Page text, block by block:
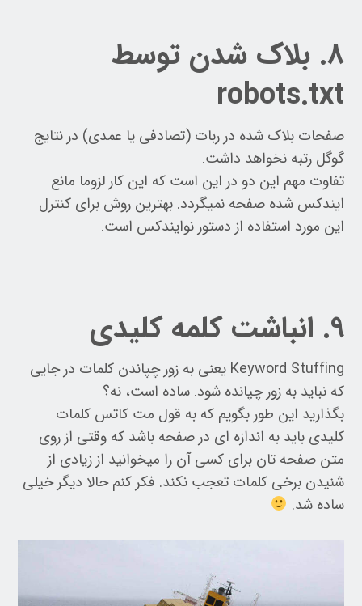
۸. بلاک شدن توسط
robots.txt
صفحات بلاک شده در ربات (تصادفی یا عمدی) در نتایج
گوگل رتبه نخواهد داشت.
تفاوت مهم این دو در این است که این کار لزوما مانع
ایندکس شده صفحه نمیگردد. بهترین روش برای کنترل
این مورد استفاده از دستور نوایندکس است.
۹. انباشت کلمه کلیدی
Keyword Stuffing یعنی به زور چپاندن کلمات در جایی
که نباید به زور چپانده شود. ساده است، نه؟
بگذارید این طور بگویم که به قول مت کاتس کلمات
کلیدی باید به اندازه ای در صفحه باشد که وقتی از روی
متن صفحه تان برای کسی آن را میخوانید از زیادی از
شنیدن برخی کلمات تعجب نکند. فکر کنم حالا دیگر خیلی
ساده شد.